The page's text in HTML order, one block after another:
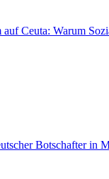
auf Ceuta: Warum
Botschafter in